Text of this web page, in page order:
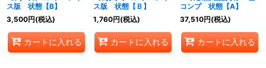
ス版 状態【B】
3,500円(税込)
カートに入れる
ス版 状態【Ｂ】
1,760円(税込)
カートに入れる
コンプ 状態【A】
37,510円(税込)
カートに入れる